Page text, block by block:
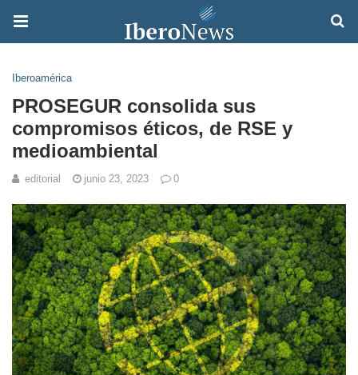
Iberoamérica
PROSEGUR consolida sus
compromisos éticos, de RSE y
medioambiental
editorial junio 23, 2023 0